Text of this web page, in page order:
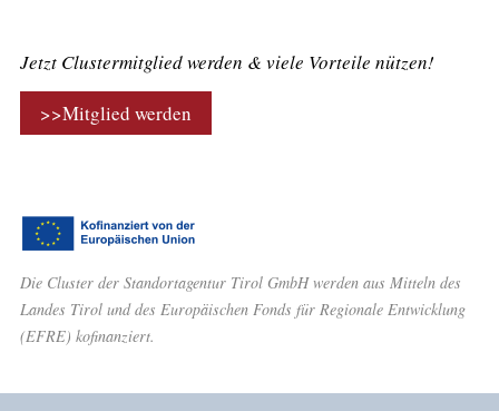
Jetzt Clustermitglied werden & viele Vorteile nützen!
>>Mitglied werden
Die Cluster der Standortagentur Tirol GmbH werden aus Mitteln des
Landes Tirol und des Europäischen Fonds für Regionale Entwicklung
(EFRE) kofinanziert.